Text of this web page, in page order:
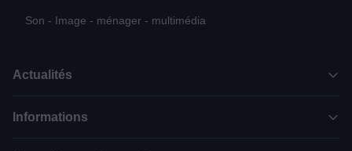
Son - Image - ménager - multimédia
Actualités
Informations